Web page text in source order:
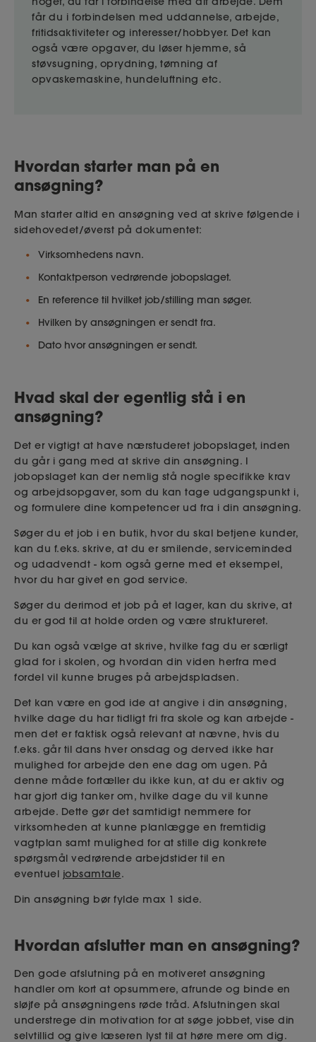
får du i forbindelsen med uddannelse, arbejde,
fritidsaktiviteter og interesser/hobbyer. Det kan
også være opgaver, du løser hjemme, så
støvsugning, oprydning, tømning af
opvaskemaskine, hundeluftning etc.
Hvordan starter man på en
ansøgning?
Man starter altid en ansøgning ved at skrive følgende i
sidehovedet/øverst på dokumentet:
Virksomhedens navn.
Kontaktperson vedrørende jobopslaget.
En reference til hvilket job/stilling man søger.
Hvilken by ansøgningen er sendt fra.
Dato hvor ansøgningen er sendt.
Hvad skal der egentlig stå i en
ansøgning?
Det er vigtigt at have nærstuderet jobopslaget, inden
du går i gang med at skrive din ansøgning. I
jobopslaget kan der nemlig stå nogle specifikke krav
og arbejdsopgaver, som du kan tage udgangspunkt i,
og formulere dine kompetencer ud fra i din ansøgning.
Søger du et job i en butik, hvor du skal betjene kunder,
kan du f.eks. skrive, at du er smilende, serviceminded
og udadvendt - kom også gerne med et eksempel,
hvor du har givet en god service.
Søger du derimod et job på et lager, kan du skrive, at
du er god til at holde orden og være struktureret.
Du kan også vælge at skrive, hvilke fag du er særligt
glad for i skolen, og hvordan din viden herfra med
fordel vil kunne bruges på arbejdspladsen.
Det kan være en god ide at angive i din ansøgning,
hvilke dage du har tidligt fri fra skole og kan arbejde -
men det er faktisk også relevant at nævne, hvis du
f.eks. går til dans hver onsdag og derved ikke har
mulighed for arbejde den ene dag om ugen. På
denne måde fortæller du ikke kun, at du er aktiv og
har gjort dig tanker om, hvilke dage du vil kunne
arbejde. Dette gør det samtidigt nemmere for
virksomheden at kunne planlægge en fremtidig
vagtplan samt mulighed for at stille dig konkrete
spørgsmål vedrørende arbejdstider til en
eventuel jobsamtale.
Din ansøgning bør fylde max 1 side.
Hvordan afslutter man en ansøgning?
Den gode afslutning på en motiveret ansøgning
handler om kort at opsummere, afrunde og binde en
sløjfe på ansøgningens røde tråd. Afslutningen skal
understrege din motivation for at søge jobbet, vise din
selvtillid og give læseren lyst til at høre mere om dig.